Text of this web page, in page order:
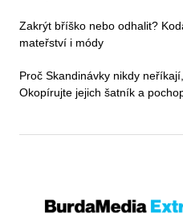
Zakrýt bříško nebo odhalit?
mateřství i módy
Proč Skandinávky nikdy
Okopírujte jejich šatník a